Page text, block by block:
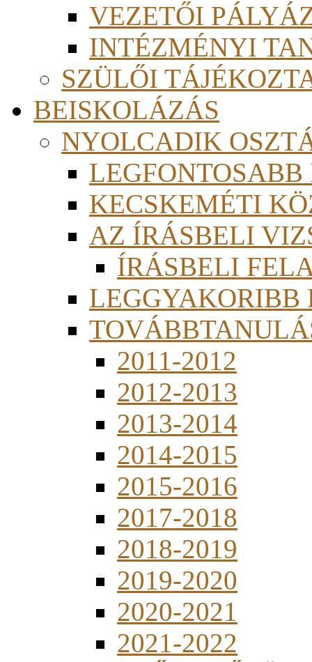
VEZETŐI
INTÉZMÉNYI
SZÜLŐI
BEISKOLÁZÁS
NYOLCADIK
KECSKEMÉTI
AZ ÍRÁSBELI
ÍRÁSBELI
LEGGYAKORIBB
2011-2012
2012-2013
2013-2014
2014-2015
2015-2016
2017-2018
2018-2019
2019-2020
2020-2021
2021-2022